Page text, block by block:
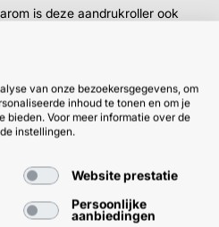
is deze aandrukroller ook
en dakgoten
een combinatie van
van onze bezoekersgegevens, om
inhoud te tonen en om je
Voor meer informatie over de
instellingen.
Website prestatie
Persoonlijke
aanbiedingen